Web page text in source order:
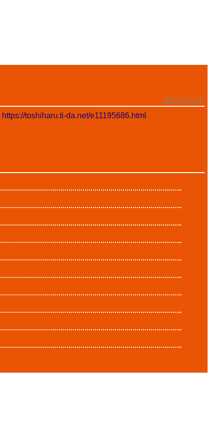
2019.07.22
https://toshiharu.ti-da.net/e11195686.html